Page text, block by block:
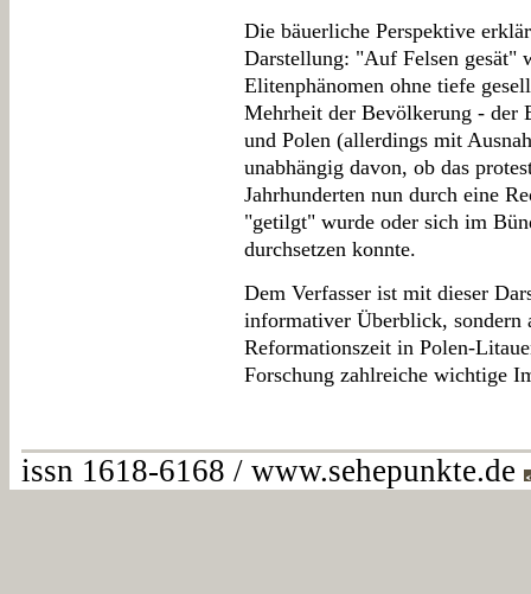
Die bäuerliche Perspektive
Darstellung: "Auf Felsen gesät"
Elitenphänomen ohne tiefe
Mehrheit der Bevölkerung - der
und Polen (allerdings mit
unabhängig davon, ob das
Jahrhunderten nun durch eine
"getilgt" wurde oder sich im
durchsetzen konnte.
Dem Verfasser ist mit dieser
informativer Überblick, sondern
Reformationszeit in Polen-
Forschung zahlreiche wichtige
issn 1618-6168 / www.sehepunkte.de